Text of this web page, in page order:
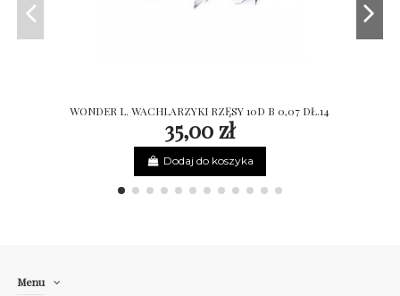
WONDER L. WACHLARZYKI RZĘSY 10D B 0,07 DŁ.14
35,00 zł
Dodaj do koszyka
Menu